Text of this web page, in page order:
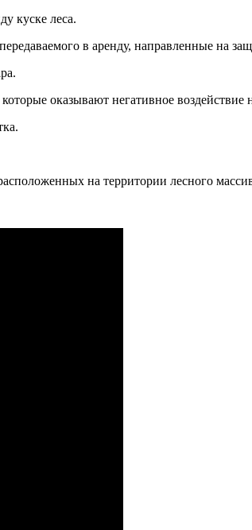
куске леса.
в аренду, направленные на
оказывают негативное воздействие
на территории лесного